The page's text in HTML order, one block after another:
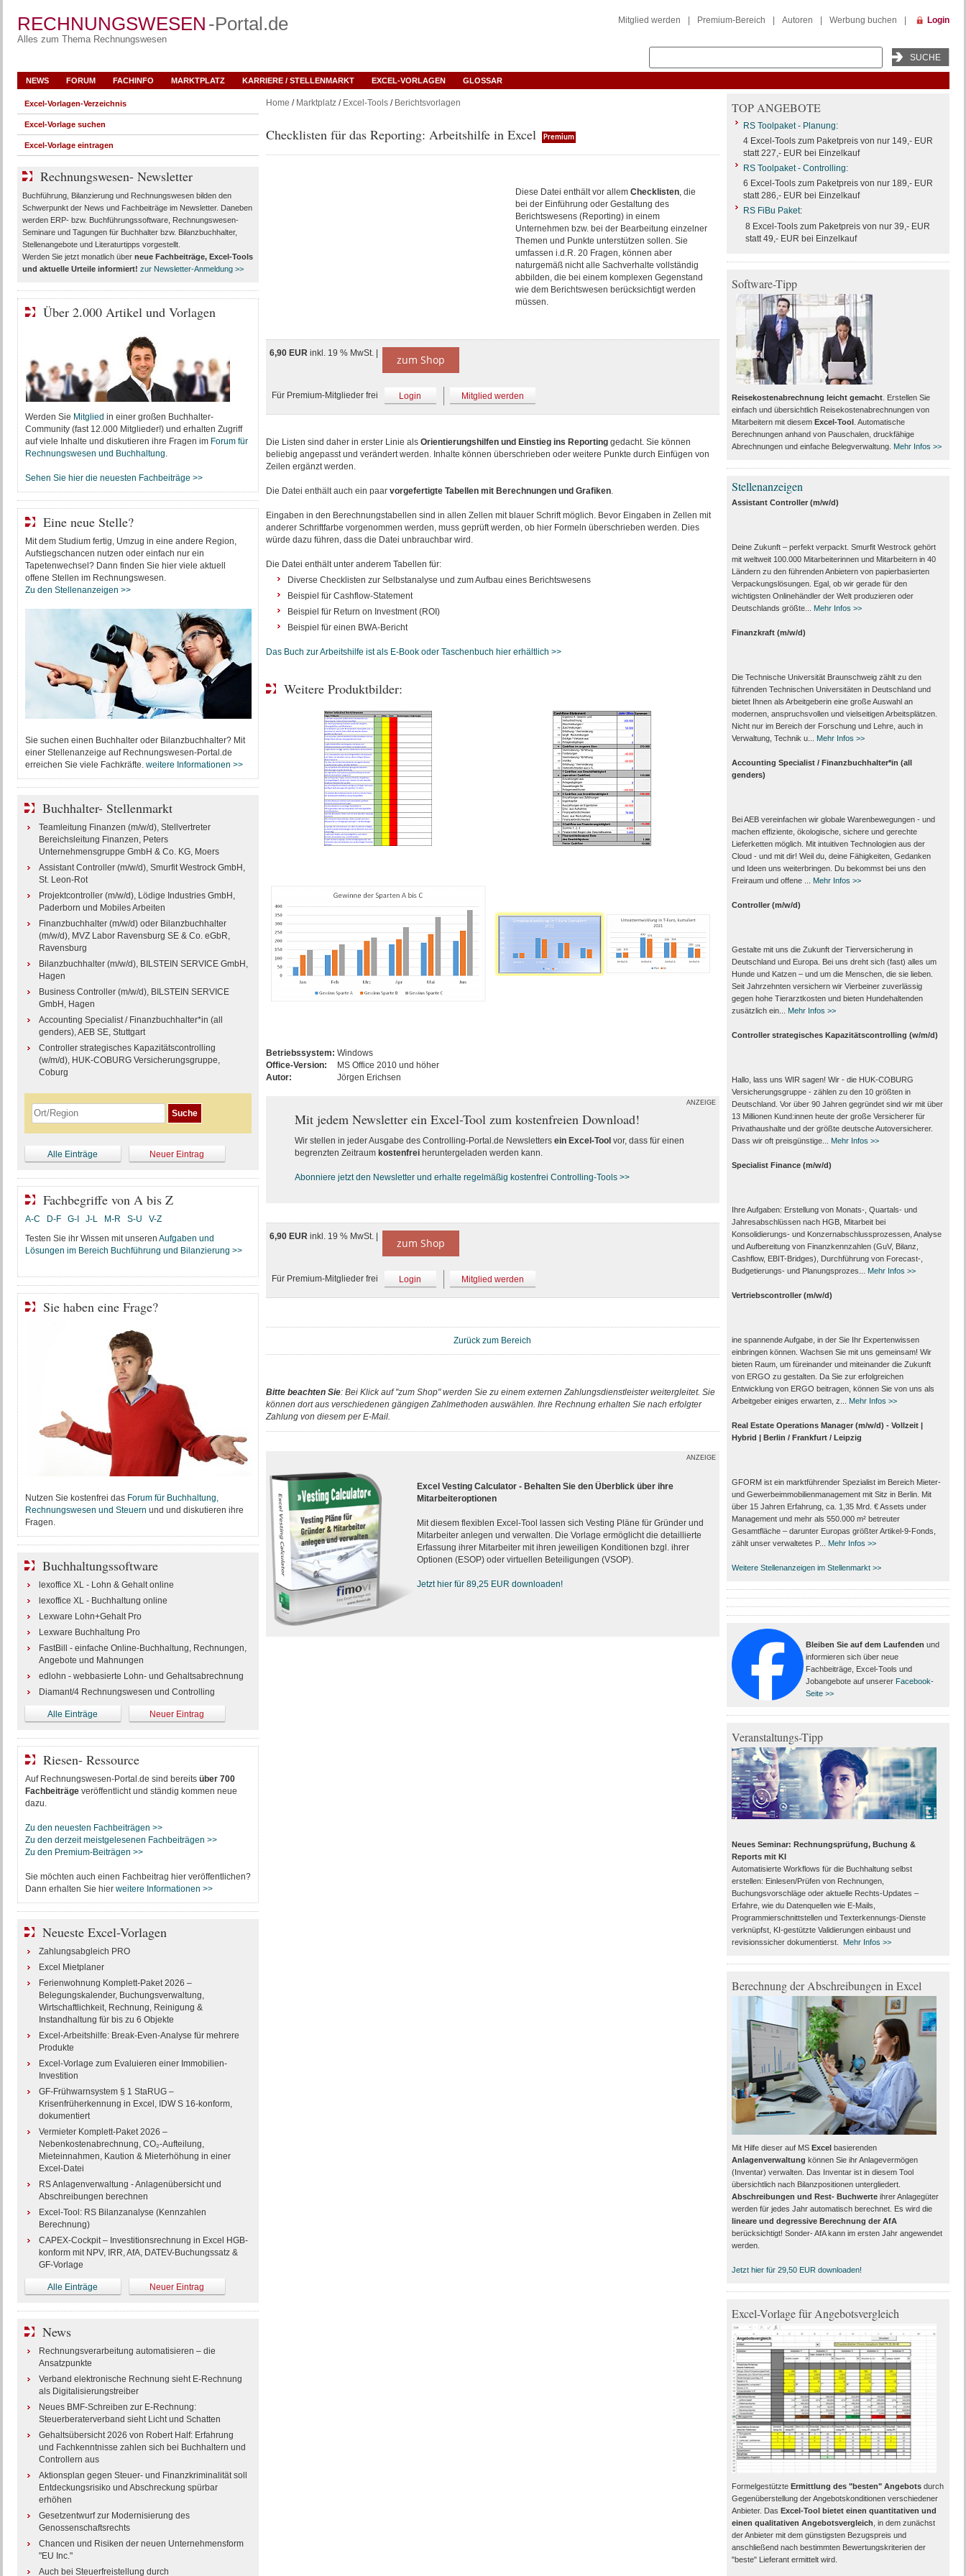
RECHNUNGSWESEN -Portal.de
Alles zum Thema Rechnungswesen
Mitglied werden Premium-Bereich Autoren Werbung buchen Login
NEWS FORUM FACHINFO MARKTPLATZ KARRIERE / STELLENMARKT EXCEL-VORLAGEN GLOSSAR
Home / Marktplatz/ Excel-Tools/ Berichtsvorlagen
Checklisten für das Reporting: Arbeitshilfe in Excel Premium
Diese Datei enthält vor allem Checklisten, die
bei der Einführung oder Gestaltung des
Berichtswesens (Reporting) in einem
Unternehmen bzw. bei der Bearbeitung einzelner
Themen und Punkte unterstützen sollen. Sie
umfassen i.d.R. 20 Fragen, können aber
naturgemäß nicht alle Sachverhalte vollständig
abbilden, die bei einem komplexen Gegenstand
wie dem Berichtswesen berücksichtigt werden
müssen.
6,90 EUR inkl. 19 % MwSt. | zum Shop
Für Premium-Mitglieder frei Login Mitglied werden
Die Listen sind daher in erster Linie als Orientierungshilfen und Einstieg ins Reportinggedacht. Sie können
beliebig angepasst und verändert werden. Inhalte können überschrieben oder weitere Punkte durch Einfügen von
Zeilen ergänzt werden.
Die Datei enthält auch ein paar vorgefertigte Tabellen mit Berechnungen und Grafiken.
Eingaben in den Berechnungstabellen sind in allen Zellen mit blauer Schrift möglich. Bevor Eingaben in Zellen mit
anderer Schriftfarbe vorgenommen werden, muss geprüft werden, ob hier Formeln überschrieben werden. Dies
würde dazu führen, dass die Datei unbrauchbar wird.
Die Datei enthält unter anderem Tabellen für:
Diverse Checklisten zur Selbstanalyse und zum Aufbau eines Berichtswesens
Beispiel für Cashflow-Statement
Beispiel für Return on Investment (ROI)
Beispiel für einen BWA-Bericht
Das Buch zur Arbeitshilfe ist als E-Book oder Taschenbuch hier erhältlich >>
Weitere Produktbilder:
Betriebssystem: Windows
Office-Version:
MS Office 2010 und höher
Autor:
Jörgen Erichsen
ANZEIGE
Mit jedem Newsletter ein Excel-Tool zum kostenfreien Download!
Wir stellen in jeder Ausgabe des Controlling-Portal.de Newsletters ein Excel-Tool vor, dass für einen
begrenzten Zeitraum kostenfreiheruntergeladen werden kann.
Abonniere jetzt den Newsletter und erhalte regelmäßig kostenfrei Controlling-Tools >>
6,90 EUR inkl. 19 % MwSt. | zum Shop
Für Premium-Mitglieder frei Login Mitglied werden
Zurück zum Bereich
Bitte beachten Sie: Bei Klick auf "zum Shop" werden Sie zu einem externen Zahlungsdienstleister weitergleitet. Sie
können dort aus verschiedenen gängigen Zahlmethoden auswählen. Ihre Rechnung erhalten Sie nach erfolgter
Zahlung von diesem per E-Mail.
ANZEIGE
Excel Vesting Calculator - Behalten Sie den Überblick über ihre
Mitarbeiteroptionen
Mit diesem flexiblen Excel-Tool lassen sich Vesting Pläne für Gründer und
Mitarbeiter anlegen und verwalten. Die Vorlage ermöglicht die detaillierte
Erfassung ihrer Mitarbeiter mit ihren jeweiligen Konditionen bzgl. ihrer
Optionen (ESOP) oder virtuellen Beteiligungen (VSOP).
Jetzt hier für 89,25 EUR downloaden!
Excel-Vorlagen-Verzeichnis
Excel-Vorlage suchen
Excel-Vorlage eintragen
Rechnungswesen- Newsletter
Buchführung, Bilanzierung und Rechnungswesen bilden den
Schwerpunkt der News und Fachbeiträge im Newsletter. Daneben
werden ERP- bzw. Buchführungssoftware, Rechnungswesen-
Seminare und Tagungen für Buchhalter bzw. Bilanzbuchhalter,
Stellenangebote und Literaturtipps vorgestellt.
Werden Sie jetzt monatlich über neue Fachbeiträge, Excel-Tools
und aktuelle Urteileinformiert! zur Newsletter-Anmeldung >>
Über 2.000 Artikel und Vorlagen
Werden Sie Mitglied in einer großen Buchhalter-
Community (fast 12.000 Mitglieder!) und erhalten Zugriff
auf viele Inhalte und diskutieren ihre Fragen im Forum für
Rechnungswesen und Buchhaltung.
Sehen Sie hier die neuesten Fachbeiträge >>
Eine neue Stelle?
Mit dem Studium fertig, Umzug in eine andere Region,
Aufstiegschancen nutzen oder einfach nur ein
Tapetenwechsel? Dann finden Sie hier viele aktuell
offene Stellen im Rechnungswesen.
Zu den Stellenanzeigen >>
Sie suchen einen Buchhalter oder Bilanzbuchhalter? Mit
einer Stellenanzeige auf Rechnungswesen-Portal.de
erreichen Sie viele Fachkräfte. weitere Informationen >>
Buchhalter- Stellenmarkt
Teamleitung Finanzen (m/w/d), Stellvertreter
Bereichsleitung Finanzen, Peters
Unternehmensgruppe GmbH & Co. KG, Moers
Assistant Controller (m/w/d), Smurfit Westrock GmbH,
St. Leon-Rot
Projektcontroller (m/w/d), Lödige Industries GmbH,
Paderborn und Mobiles Arbeiten
Finanzbuchhalter (m/w/d) oder Bilanzbuchhalter
(m/w/d), MVZ Labor Ravensburg SE & Co. eGbR,
Ravensburg
Bilanzbuchhalter (m/w/d), BILSTEIN SERVICE GmbH,
Hagen
Business Controller (m/w/d), BILSTEIN SERVICE
GmbH, Hagen
Accounting Specialist / Finanzbuchhalter*in (all
genders), AEB SE, Stuttgart
Controller strategisches Kapazitätscontrolling
(w/m/d), HUK-COBURG Versicherungsgruppe,
Coburg
Alle Einträge Neuer Eintrag
Fachbegriffe von A bis Z
A-C D-F G-I J-L M-R S-U
V-Z
Testen Sie ihr Wissen mit unseren Aufgaben und
Lösungen im Bereich Buchführung und Bilanzierung >>
Sie haben eine Frage?
Nutzen Sie kostenfrei das Forum für Buchhaltung,
Rechnungswesen und Steuern und und diskutieren ihre
Fragen.
Buchhaltungssoftware
lexoffice XL - Lohn & Gehalt online
lexoffice XL - Buchhaltung online
Lexware Lohn+Gehalt Pro
Lexware Buchhaltung Pro
FastBill - einfache Online-Buchhaltung, Rechnungen,
Angebote und Mahnungen
edlohn - webbasierte Lohn- und Gehaltsabrechnung
Diamant/4 Rechnungswesen und Controlling
Alle Einträge Neuer Eintrag
Riesen- Ressource
Auf Rechnungswesen-Portal.de sind bereits über 700
Fachbeiträgeveröffentlicht und ständig kommen neue
dazu.
Zu den neuesten Fachbeiträgen >>
Zu den derzeit meistgelesenen Fachbeiträgen >>
Zu den Premium-Beiträgen >>
Sie möchten auch einen Fachbeitrag hier veröffentlichen?
Dann erhalten Sie hier weitere Informationen >>
Neueste Excel-Vorlagen
Zahlungsabgleich PRO
Excel Mietplaner
Ferienwohnung Komplett-Paket 2026 –
Belegungskalender, Buchungsverwaltung,
Wirtschaftlichkeit, Rechnung, Reinigung &
Instandhaltung für bis zu 6 Objekte
Excel-Arbeitshilfe: Break-Even-Analyse für mehrere
Produkte
Excel-Vorlage zum Evaluieren einer Immobilien-
Investition
GF-Frühwarnsystem § 1 StaRUG –
Krisenfrüherkennung in Excel, IDW S 16-konform,
dokumentiert
Vermieter Komplett-Paket 2026 –
Nebenkostenabrechnung, CO₂-Aufteilung,
Mieteinnahmen, Kaution & Mieterhöhung in einer
Excel-Datei
RS Anlagenverwaltung - Anlagenübersicht und
Abschreibungen berechnen
Excel-Tool: RS Bilanzanalyse (Kennzahlen
Berechnung)
CAPEX-Cockpit – Investitionsrechnung in Excel HGB-
konform mit NPV, IRR, AfA, DATEV-Buchungssatz &
GF-Vorlage
Alle Einträge Neuer Eintrag
News
Rechnungsverarbeitung automatisieren – die
Ansatzpunkte
Verband elektronische Rechnung sieht E-Rechnung
als Digitalisierungstreiber
Neues BMF-Schreiben zur E-Rechnung:
Steuerberaterverband sieht Licht und Schatten
Gehaltsübersicht 2026 von Robert Half: Erfahrung
und Fachkenntnisse zahlen sich bei Buchhaltern und
Controllern aus
Aktionsplan gegen Steuer- und Finanzkriminalität soll
Entdeckungsrisiko und Abschreckung spürbar
erhöhen
Gesetzentwurf zur Modernisierung des
Genossenschaftsrechts
Chancen und Risiken der neuen Unternehmensform
"EU Inc."
Auch bei Steuerfreistellung durch
TOP ANGEBOTE
RS Toolpaket - Planung:
4 Excel-Tools zum Paketpreis von nur 149,- EUR
statt 227,- EUR bei Einzelkauf
RS Toolpaket - Controlling:
6 Excel-Tools zum Paketpreis von nur 189,- EUR
statt 286,- EUR bei Einzelkauf
RS FiBu Paket:
8 Excel-Tools zum Paketpreis von nur 39,- EUR
statt 49,- EUR bei Einzelkauf
Software-Tipp
Reisekostenabrechnung leicht gemacht. Erstellen Sie
einfach und übersichtlich Reisekostenabrechnungen von
Mitarbeitern mit diesem Excel-Tool. Automatische
Berechnungen anhand von Pauschalen, druckfähige
Abrechnungen und einfache Belegverwaltung. Mehr Infos >>
Stellenanzeigen
Assistant Controller (m/w/d)
Deine Zukunft – perfekt verpackt. Smurfit Westrock gehört
mit weltweit 100.000 Mitarbeiter­innen und Mitarbeitern in 40
Ländern zu den führenden Anbietern von papier­basierten
Verpackungs­lösungen. Egal, ob wir gerade für den
wichtigsten Onlinehändler der Welt produzieren oder
Deutschlands größte...
Mehr Infos >>
Finanzkraft (m/w/d)
Die Technische Universität Braunschweig zählt zu den
führenden Technischen Universitäten in Deutschland und
bietet Ihnen als Arbeit­geberin eine große Auswahl an
modernen, anspruchsvollen und vielseitigen Arbeits­plätzen.
Nicht nur im Bereich der Forschung und Lehre, auch in
Verwaltung, Technik u...
Mehr Infos >>
Accounting Specialist / Finanzbuchhalter*in (all
genders)
Bei AEB vereinfachen wir globale Warenbewegungen - und
machen effiziente, ökologische, sichere und gerechte
Lieferketten möglich. Mit intuitiven Technologien aus der
Cloud - und mit dir! Weil du, deine Fähigkeiten, Gedanken
und Ideen uns weiterbringen. Du bekommst bei uns den
Freiraum und offene ...
Mehr Infos >>
Controller (m/w/d)
Gestalte mit uns die Zukunft der Tierversicherung in
Deutschland und Europa. Bei uns dreht sich (fast) alles um
Hunde und Katzen – und um die Menschen, die sie lieben.
Seit Jahrzehnten versichern wir Vierbeiner zuverlässig
gegen hohe Tierarztkosten und bieten Hundehaltenden
zusätzlich ein...
Mehr Infos >>
Controller strategisches Kapazitätscontrolling (w/m/d)
Hallo, lass uns WIR sagen! Wir - die HUK-COBURG
Versicherungsgruppe - zählen zu den 10 größten in
Deutschland. Vor über 90 Jahren gegründet sind wir mit über
13 Millionen Kund:innen heute der große Versicherer für
Privathaushalte und der größte deutsche Autoversicherer.
Dass wir oft preisgünstige...
Mehr Infos >>
Specialist Finance (m/w/d)
Ihre Aufgaben: Erstellung von Monats‑, Quartals‑ und
Jahresabschlüssen nach HGB, Mitarbeit bei
Konsolidierungs‑ und Konzernabschlussprozessen, Analyse
und Aufbereitung von Finanzkennzahlen (GuV, Bilanz,
Cashflow, EBIT-Bridges), Durchführung von Forecast‑,
Budgetierungs‑ und Planungsprozes...
Mehr Infos >>
Vertriebscontroller (m/w/d)
ine spannende Aufgabe, in der Sie Ihr Expertenwissen
einbringen können. Wachsen Sie mit uns gemeinsam! Wir
bieten Raum, um füreinander und miteinander die Zukunft
von ERGO zu gestalten. Da Sie zur erfolgreichen
Entwicklung von ERGO beitragen, können Sie von uns als
Arbeitgeber einiges erwarten, z...
Mehr Infos >>
Real Estate Operations Manager (m/w/d) - Vollzeit |
Hybrid | Berlin / Frankfurt / Leipzig
GFORM ist ein marktführender Spezialist im Bereich Mieter-
und Gewerbeimmobilienmanagement mit Sitz in Berlin. Mit
über 15 Jahren Erfahrung, ca. 1,35 Mrd. € Assets under
Management und mehr als 550.000 m² betreuter
Gesamtfläche – darunter Europas größter Artikel-9-Fonds,
zählt unser verwaltetes P...
Mehr Infos >>
Weitere Stellenanzeigen im Stellenmarkt >>
Bleiben Sie auf dem Laufenden und
informieren sich über neue
Fachbeiträge, Excel-Tools und
Jobangebote auf unserer Facebook-
Seite >>
Veranstaltungs-Tipp
Neues Seminar: Rechnungsprüfung, Buchung &
Reports mit KI
Automatisierte Workflows für die Buchhaltung selbst
erstellen: Einlesen/Prüfen von Rechnungen,
Buchungsvorschläge oder aktuelle Rechts-Updates –
Erfahre, wie du Datenquellen wie E-Mails,
Programmierschnittstellen und Texterkennungs-Dienste
verknüpfst, KI-gestützte Validierungen einbaust und
revisionssicher dokumentierst.
Mehr Infos >>
Berechnung der Abschreibungen in Excel
Mit Hilfe dieser auf MS Excelbasierenden
Anlagenverwaltung können Sie ihr Anlagevermögen
(Inventar) verwalten. Das Inventar ist in diesem Tool
übersichtlich nach Bilanzpositionen untergliedert.
Abschreibungen und Rest- Buchwerteihrer Anlagegüter
werden für jedes Jahr automatisch berechnet. Es wird die
lineare und degressive Berechnung der AfA
berücksichtigt! Sonder- AfA kann im ersten Jahr angewendet
werden.
Jetzt hier für 29,50 EUR downloaden!
Excel-Vorlage für Angebotsvergleich
Formelgestützte Ermittlung des "besten" Angebotsdurch
Gegenüberstellung der Angebotskonditionen verschiedener
Anbieter. Das Excel-Tool bietet einen quantitativen und
einen qualitativen Angebotsvergleich , in dem zunächst
der Anbieter mit dem günstigsten Bezugspreis und
anschließend nach bestimmten Bewertungskriterien der
"beste" Lieferant ermittelt wird.